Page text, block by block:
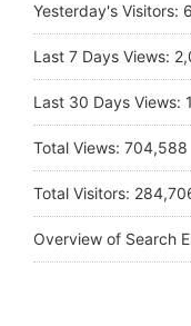
Yesterday's Visitors:
Last 7 Days Views:
Last 30 Days Views:
Total Views: 704,588
Total Visitors:
Overview of Search